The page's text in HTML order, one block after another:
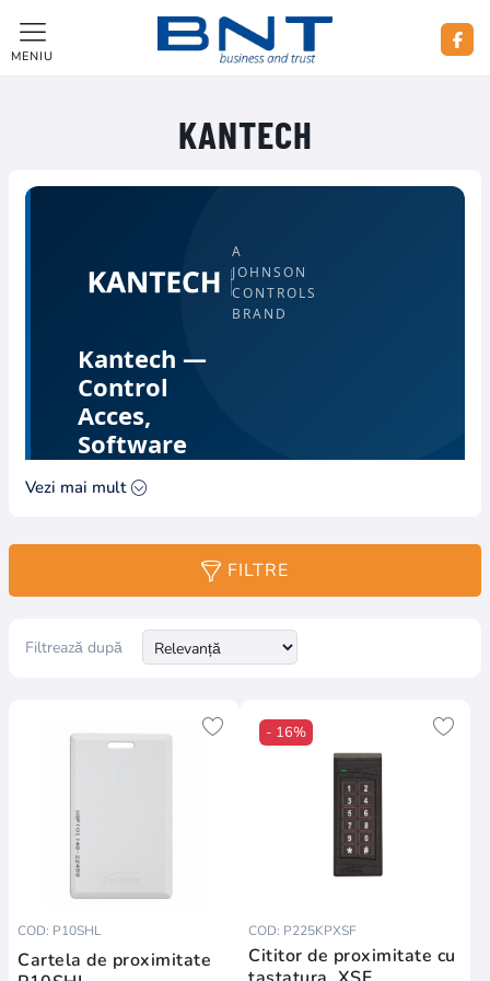
MENIU
KANTECH
A
JOHNSON
CONTROLS
BRAND
Kantech —
Control
Acces,
Software
EntraPass și
Soluții de
Control acces
modern, conceput
control și confort —
platformă completă
Cititoare & Carduri
Controllere Uși
Hattrix Cloud
Vezi mai mult
FILTRE
Filtrează după
COD: P10SHL
Cartela de proximitate
- 16%
COD: P225KPXSF
Cititor de proximitate cu